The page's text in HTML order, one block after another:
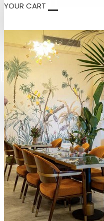
YOUR CART